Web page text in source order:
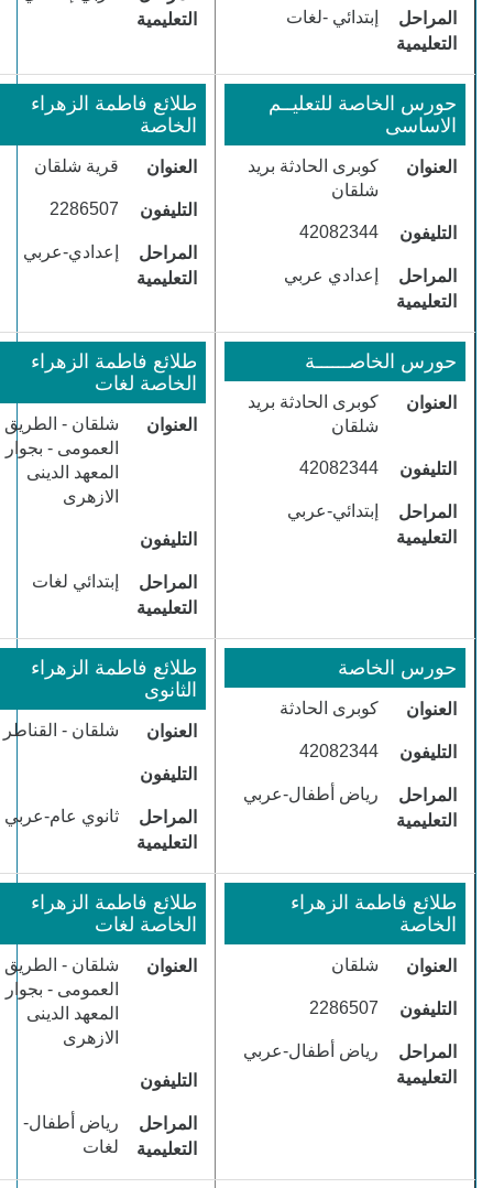
المراحل
التعليمية
​إبتدائي -لغات
التعليمية
حورس الخاصة للتعليــم
الاساسى
العنوان
​كوبرى الحادثة بريد
شلقان
التليفون ​42082344
المراحل
التعليمية
​إعدادي عربي
طلائع فاطمة الزهراء
الخاصة
العنوان قرية شلقان
التليفون ​2286507
المراحل
التعليمية
​إعدادي-عربي
حورس الخاصــــــة
العنوان
كوبرى الحادثة بريد
شلقان
التليفون ​42082344
المراحل
التعليمية
​إبتدائي-عربي
طلائع فاطمة الزهراء
الخاصة لغات
العنوان
شلقان - الطريق
العمومى - بجوار
المعهد الدينى
الازهرى
التليفون
المراحل
التعليمية
​إبتدائي لغات
​حورس الخاصة
العنوان ​كوبرى الحادثة
التليفون ​42082344
المراحل
التعليمية
​رياض أطفال-عربي
طلائع فاطمة الزهراء
الثانوى
العنوان شلقان - القناطر
التليفون
المراحل
التعليمية
​ثانوي عام-عربي
​طلائع فاطمة الزهراء
الخاصة
العنوان ​شلقان
التليفون ​2286507
المراحل
التعليمية
​رياض أطفال-عربي
طلائع فاطمة الزهراء
الخاصة لغات
العنوان
شلقان - الطريق
العمومى - بجوار
المعهد الدينى
الازهرى
التليفون
المراحل
التعليمية
​رياض أطفال-
لغات